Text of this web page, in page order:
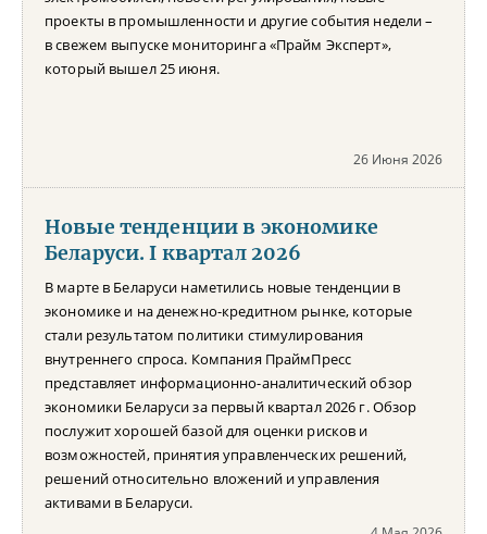
проекты в промышленности и другие события недели –
в свежем выпуске мониторинга «Прайм Эксперт»,
который вышел 25 июня.
26 Июня 2026
Новые тенденции в экономике
Беларуси. I квартал 2026
В марте в Беларуси наметились новые тенденции в
экономике и на денежно-кредитном рынке, которые
стали результатом политики стимулирования
внутреннего спроса. Компания ПраймПресс
представляет информационно-аналитический обзор
экономики Беларуси за первый квартал 2026 г. Обзор
послужит хорошей базой для оценки рисков и
возможностей, принятия управленческих решений,
решений относительно вложений и управления
активами в Беларуси.